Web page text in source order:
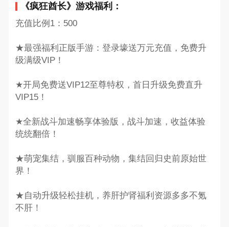
《疯狂酋长》游戏福利：
充值比例1：500
★最强福利正版手游：登录壕送万元充值，免费升
级满级VIP！
★开局免费送VIP12至尊特权，首日升级免费直升
VIP15！
★全新战斗加速畅享体验版，战斗加速，收益体验
统统翻倍！
★萌宠集结，驯服百种动物，集结回归史前原始世
界！
★自动升级轻松挂机，养肝护肾福利资源多多不氪
不肝！